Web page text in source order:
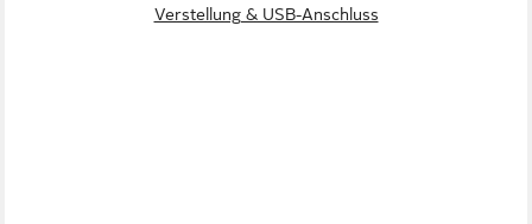
Verstellung & USB-Anschluss